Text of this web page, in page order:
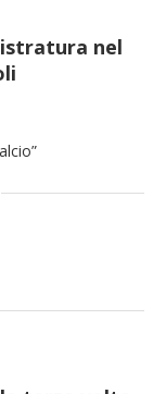
nel